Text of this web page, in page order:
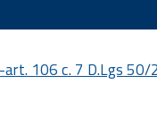
106 c. 7 D.Lgs